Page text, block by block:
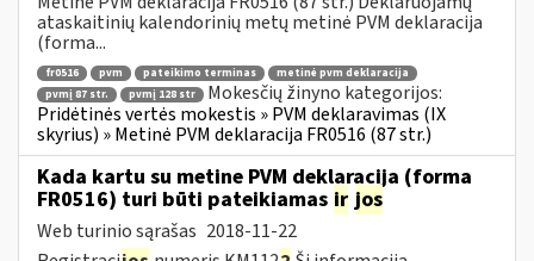
ataskaitinių kalendorinių metų metinė PVM deklaracija
(forma...
fr0516 pvm pateikimo terminas
metinė pvm deklaracija
pvmį 87 str.
pvmį 128 str
Mokesčių žinyno kategorijos:
Pridėtinės vertės mokestis » PVM deklaravimas (IX
skyrius) » Metinė PVM deklaracija FR0516 (87 str.)
Kada kartu su metine PVM deklaracija (forma
FR0516) turi būti pateikiamas ir jos
Web turinio sąrašas 2018-11-22